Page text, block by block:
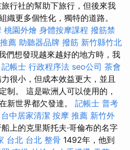
行社的幫助下旅行，但後來我
織更多個性化，獨特的道路。
桃園外燴 身體按摩課程 撥筋禁
薦 助聽器品牌 撥筋 新竹縣竹北
們想發現越來越好的地方時，我
記帳士 行政程序法 seo公司 茶會
很小，但成本效益更大，並且
制。 這是歐洲人可以使用的，
新世界都欠發達。 記帳士 普考
台中居家清潔 按摩 推薦 新竹外
上的克里斯托夫·哥倫布的名字
台北 台北 整骨 1492年，他到